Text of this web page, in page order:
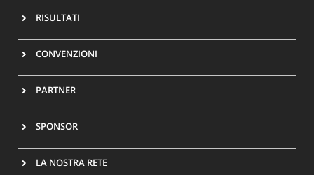
RISULTATI
CONVENZIONI
PARTNER
SPONSOR
LA NOSTRA RETE